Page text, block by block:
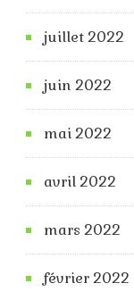
juillet 2022
juin 2022
mai 2022
avril 2022
mars 2022
février 2022